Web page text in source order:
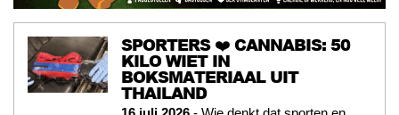
SPORTERS ❤️ CANNABIS: 50
KILO WIET IN
BOKSMATERIAAL UIT
THAILAND